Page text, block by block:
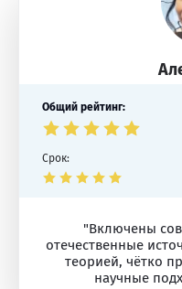
Общий рейтинг:
Срок:
"Включены
отечественные
теорией, чётко
научные